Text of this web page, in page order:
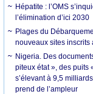
Hépatite : l’OMS
l’élimination d’ici 2030
Plages du
nouveaux sites
Nigeria. Des
piteux état », des puits
s’élevant à 9,5
prend de l’ampleur